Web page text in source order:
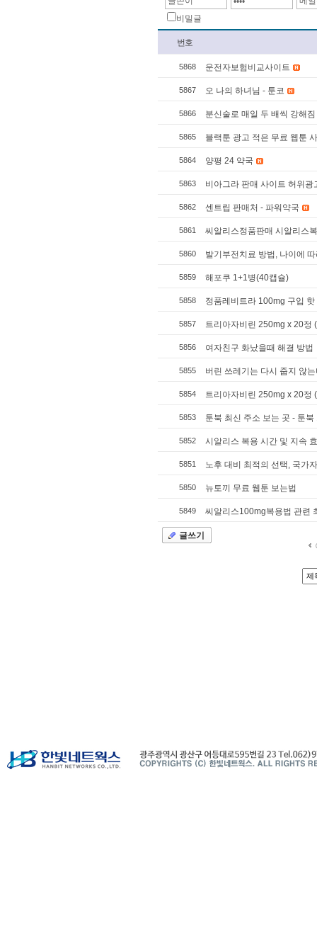
비밀글
번호
5868 운전자보험비교사이트
5867 오 나의 하녀님 - 툰코
5866 분신술로 매일 두 배씩 강해
5865 블랙툰 광고 적은 무료 웹툰
5864 양평 24 약국
5863 비아그라 판매 사이트 허위
5862 센트립 판매처 - 파워약국
5861 씨알리스정품판매 시알리스
5860 발기부전치료 방법, 나이에
5859 해포쿠 1+1병(40캡슐)
5858 정품레비트라 100mg 구입
5857 트리아자비린 250mg x 20정
5856 여자친구 화났을때 해결 방법
5855 버린 쓰레기는 다시 줍지 않
5854 트리아자비린 250mg x 20정
5853 툰북 최신 주소 보는 곳 - 툰
5852 시알리스 복용 시간 및 지속
5851 노후 대비 최적의 선택, 국가
5850 뉴토끼 무료 웹툰 보는법
5849 씨알리스100mg복용법 관련
글쓰기